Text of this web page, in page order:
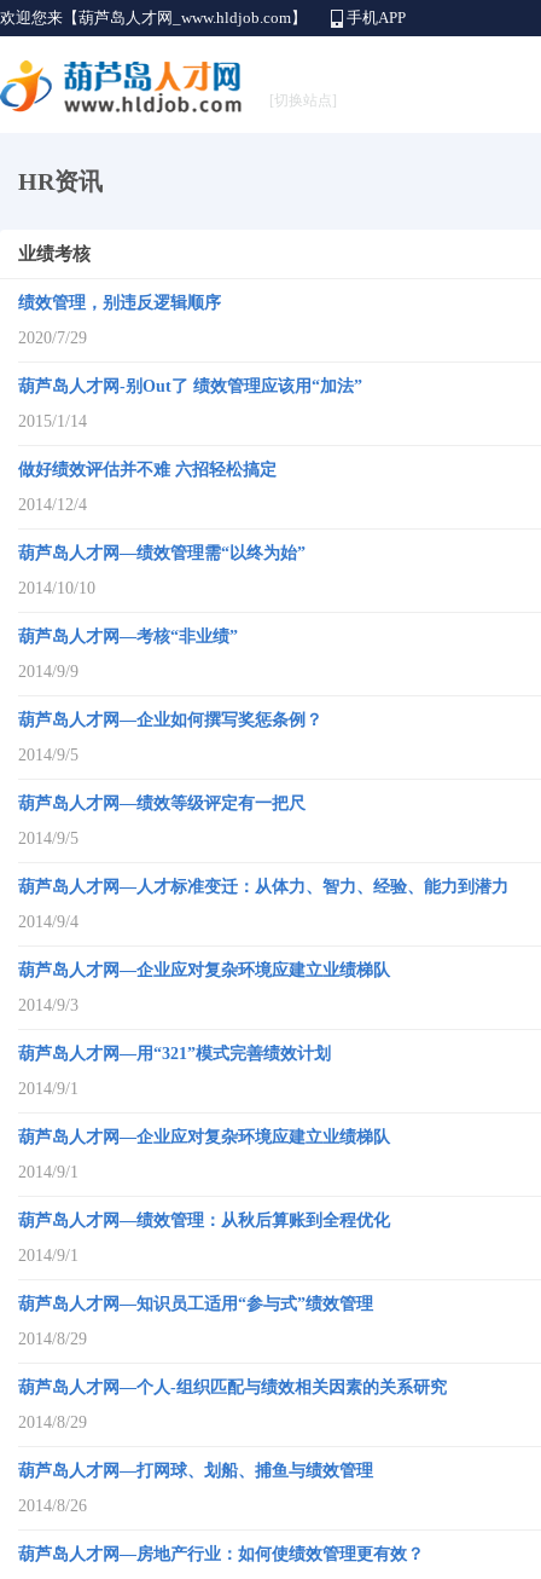
欢迎您来【葫芦岛人才网_www.hldjob.com】 手机APP
[切换站点]
HR资讯
业绩考核
绩效管理，别违反逻辑顺序
2020/7/29
葫芦岛人才网-别Out了 绩效管理应该用“加法”
2015/1/14
做好绩效评估并不难 六招轻松搞定
2014/12/4
葫芦岛人才网—绩效管理需“以终为始”
2014/10/10
葫芦岛人才网—考核“非业绩”
2014/9/9
葫芦岛人才网—企业如何撰写奖惩条例？
2014/9/5
葫芦岛人才网—绩效等级评定有一把尺
2014/9/5
葫芦岛人才网—人才标准变迁：从体力、智力、经验、能力到潜力
2014/9/4
葫芦岛人才网—企业应对复杂环境应建立业绩梯队
2014/9/3
葫芦岛人才网—用“321”模式完善绩效计划
2014/9/1
葫芦岛人才网—企业应对复杂环境应建立业绩梯队
2014/9/1
葫芦岛人才网—绩效管理：从秋后算账到全程优化
2014/9/1
葫芦岛人才网—知识员工适用“参与式”绩效管理
2014/8/29
葫芦岛人才网—个人-组织匹配与绩效相关因素的关系研究
2014/8/29
葫芦岛人才网—打网球、划船、捕鱼与绩效管理
2014/8/26
葫芦岛人才网—房地产行业：如何使绩效管理更有效？